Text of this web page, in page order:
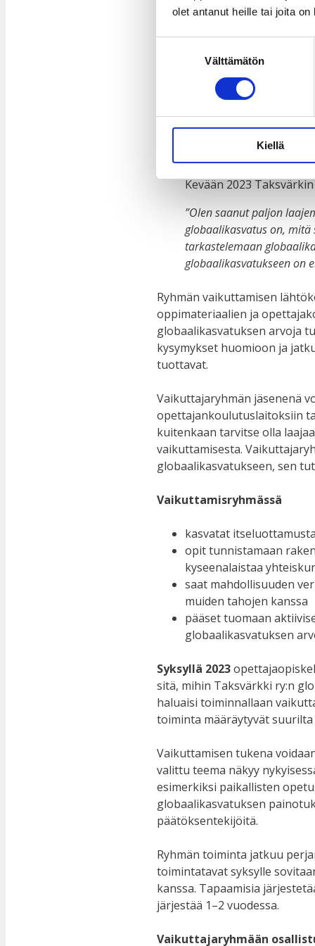
olet antanut heille tai joita
Välttämätön
Kiellä
vaikuttamisen kohteita ja
Taksvärkki ry:n
tarkoituksena on toimia
toteutumiseksi nyt ja
viheliäisten haasteiden
elämässä.
globaalikasvatuksen ydintä.
Kevään 2023
”Olen saanut paljon
globaalikasvatus on,
tarkastelemaan
globaalikasvatukseen on
Ryhmän vaikuttamisen
oppimateriaalien ja
globaalikasvatuksen arvoja
kysymykset huomioon ja
tuottavat.
Vaikuttajaryhmän jäsenenä
opettajankoulutuslaitoksiin
kuitenkaan tarvitse olla
vaikuttamisesta.
globaalikasvatukseen, sen
Vaikuttamisryhmässä
kasvatat
opit tunnistamaan
kyseenalaistaa
saat mahdollisuuden
muiden tahojen kanssa
pääset tuomaan
globaalikasvatuksen
Syksyllä 2023
sitä, mihin Taksvärkki ry:n
haluaisi toiminnallaan
toiminta määräytyvät
Vaikuttamisen tukena
valittu teema näkyy
esimerkiksi paikallisten
globaalikasvatuksen
päätöksentekijöitä.
Ryhmän toiminta jatkuu
toimintatavat syksylle
kanssa. Tapaamisia
järjestää 1–2 vuodessa.
Vaikuttajaryhmään